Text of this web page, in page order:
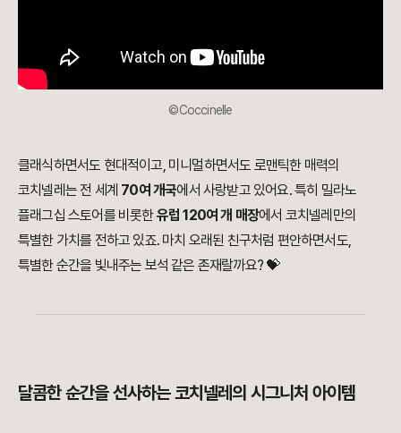
©Coccinelle
클래식하면서도 현대적이고, 미니멀하면서도 로맨틱한 매력의
코치넬레는 전 세계 70여 개국에서 사랑받고 있어요. 특히 밀라노
플래그십 스토어를 비롯한유럽 120여 개 매장에서 코치넬레만의
특별한 가치를 전하고 있죠. 마치 오래된 친구처럼 편안하면서도,
특별한 순간을 빛내주는 보석 같은 존재랄까요? 💝
달콤한 순간을 선사하는 코치넬레의 시그니처 아이템